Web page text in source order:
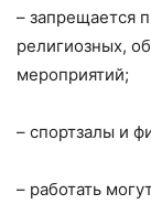
– запрещается
религиозных,
мероприятий;
– спортзалы и
– работать